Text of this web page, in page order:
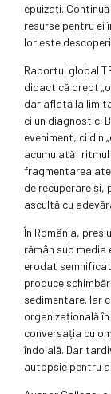
epuizați.
resurse pentru ei
lor este
Raportul global
didactică drept
dar aflată la
ci un diagnostic.
eveniment, ci din
acumulată:
fragmentarea
de recuperare și,
ascultă cu
În România,
rămân sub
erodat
produce
sedimentare. Iar
organizațională
conversația cu
îndoială. Dar
autopsie pentru